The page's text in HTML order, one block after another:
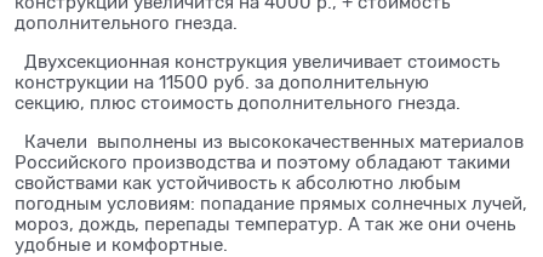
дополнительного гнезда.
Двухсекционная конструкция увеличивает стоимость
конструкции на 11500 руб. за дополнительную
секцию, плюс стоимость дополнительного гнезда.
Качели выполнены из высококачественных материалов
Российского производства и поэтому обладают такими
свойствами как устойчивость к абсолютно любым
погодным условиям: попадание прямых солнечных лучей,
мороз, дождь, перепады температур. А так же они очень
удобные и комфортные.